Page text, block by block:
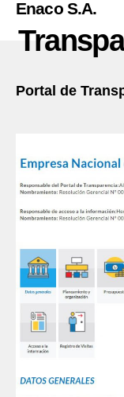
Enaco S.A.
Portal de